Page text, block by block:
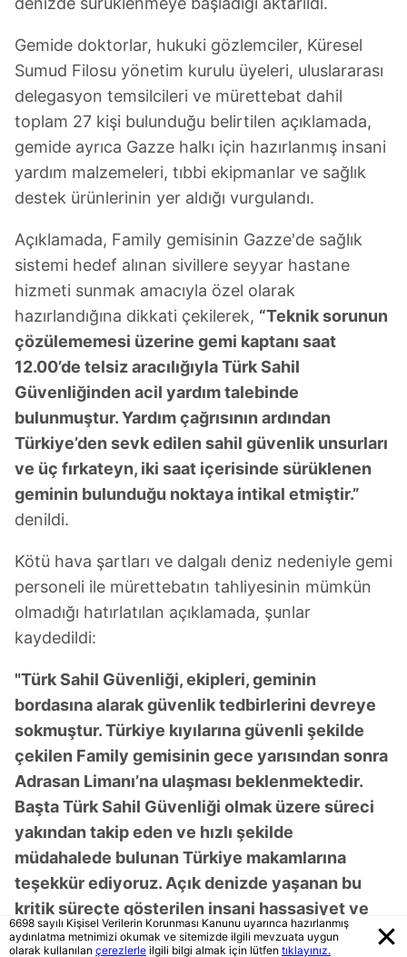
Gemide doktorlar, hukuki gözlemciler, Küresel
Sumud Filosu yönetim kurulu üyeleri, uluslararası
delegasyon temsilcileri ve mürettebat dahil
toplam 27 kişi bulunduğu belirtilen açıklamada,
gemide ayrıca Gazze halkı için hazırlanmış insani
yardım malzemeleri, tıbbi ekipmanlar ve sağlık
destek ürünlerinin yer aldığı vurgulandı.
Açıklamada, Family gemisinin Gazze'de sağlık
sistemi hedef alınan sivillere seyyar hastane
hizmeti sunmak amacıyla özel olarak
hazırlandığına dikkati çekilerek, “Teknik sorunun
çözülememesi üzerine gemi kaptanı saat
12.00’de telsiz aracılığıyla Türk Sahil
Güvenliğinden acil yardım talebinde
bulunmuştur. Yardım çağrısının ardından
Türkiye’den sevk edilen sahil güvenlik unsurları
ve üç fırkateyn, iki saat içerisinde sürüklenen
geminin bulunduğu noktaya intikal etmiştir.”
denildi.
Kötü hava şartları ve dalgalı deniz nedeniyle gemi
personeli ile mürettebatın tahliyesinin mümkün
olmadığı hatırlatılan açıklamada, şunlar
kaydedildi:
"Türk Sahil Güvenliği, ekipleri, geminin
bordasına alarak güvenlik tedbirlerini devreye
sokmuştur. Türkiye kıyılarına güvenli şekilde
çekilen Family gemisinin gece yarısından sonra
Adrasan Limanı’na ulaşması beklenmektedir.
Başta Türk Sahil Güvenliği olmak üzere süreci
yakından takip eden ve hızlı şekilde
müdahalede bulunan Türkiye makamlarına
teşekkür ediyoruz. Açık denizde yaşanan bu
kritik süreçte gösterilen insani hassasiyet ve
koordinasyon, gemide bulunan aktivistlerin ve
6698 sayılı Kişisel Verilerin Korunması Kanunu uyarınca hazırlanmış
aydınlatma metnimizi okumak ve sitemizde ilgili mevzuata uygun
olarak kullanılan çerezlerle ilgili bilgi almak için lütfen tıklayınız.